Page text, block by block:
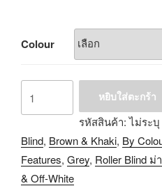
Colour
หยิบใส่ตะกร้า
รหัสสินค้า:ไม่ระบุ
Blind, Brown & Khaki, By
Features, Grey, Roller Blind ม่
& Off-White